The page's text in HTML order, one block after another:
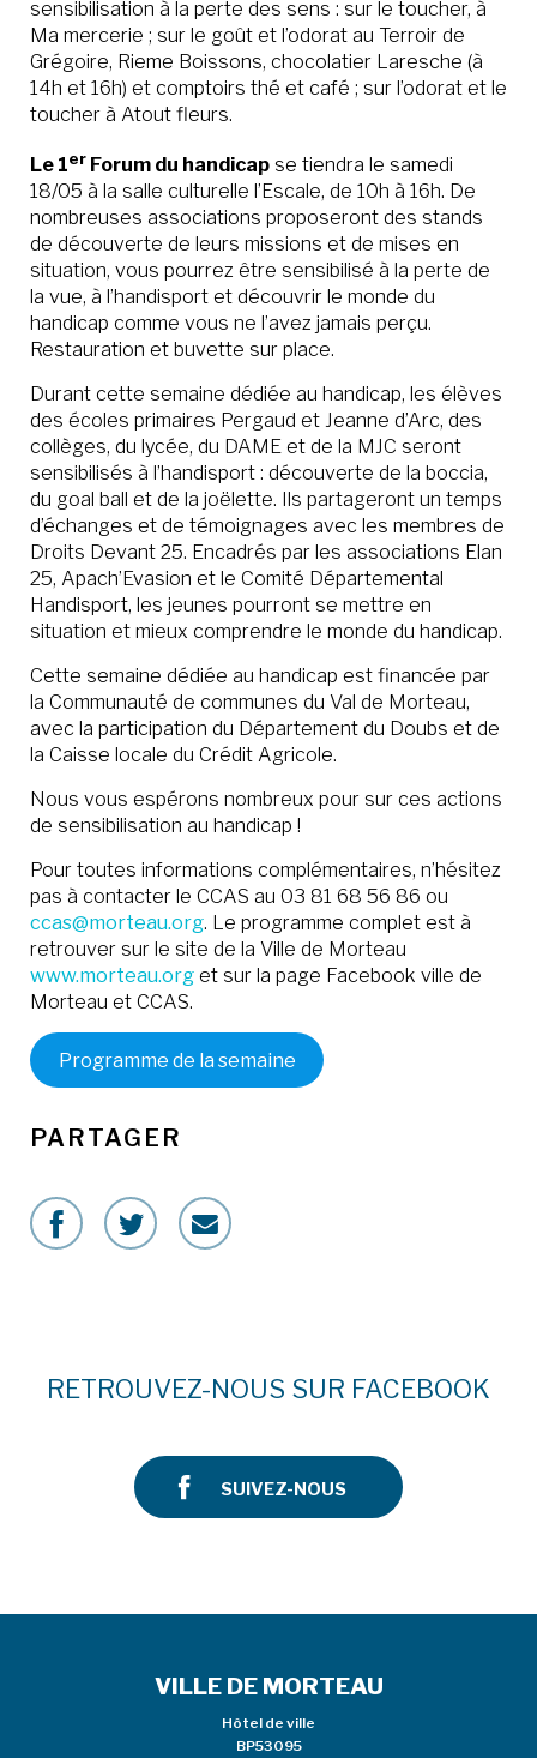
sensibilisation à la perte des sens : sur le toucher, à
Ma mercerie ; sur le goût et l’odorat au Terroir de
Grégoire, Rieme Boissons, chocolatier Laresche (à
14h et 16h) et comptoirs thé et café ; sur l’odorat et le
toucher à Atout fleurs.
Le 1er Forum du handicap se tiendra le samedi
18/05 à la salle culturelle l’Escale, de 10h à 16h. De
nombreuses associations proposeront des stands
de découverte de leurs missions et de mises en
situation, vous pourrez être sensibilisé à la perte de
la vue, à l’handisport et découvrir le monde du
handicap comme vous ne l’avez jamais perçu.
Restauration et buvette sur place.
Durant cette semaine dédiée au handicap, les élèves
des écoles primaires Pergaud et Jeanne d’Arc, des
collèges, du lycée, du DAME et de la MJC seront
sensibilisés à l’handisport : découverte de la boccia,
du goal ball et de la joëlette. Ils partageront un temps
d’échanges et de témoignages avec les membres de
Droits Devant 25. Encadrés par les associations Elan
25, Apach’Evasion et le Comité Départemental
Handisport, les jeunes pourront se mettre en
situation et mieux comprendre le monde du handicap.
Cette semaine dédiée au handicap est financée par
la Communauté de communes du Val de Morteau,
avec la participation du Département du Doubs et de
la Caisse locale du Crédit Agricole.
Nous vous espérons nombreux pour sur ces actions
de sensibilisation au handicap !
Pour toutes informations complémentaires, n’hésitez
pas à contacter le CCAS au 03 81 68 56 86 ou
ccas@morteau.org. Le programme complet est à
retrouver sur le site de la Ville de Morteau
www.morteau.org et sur la page Facebook ville de
Morteau et CCAS.
Programme de la semaine
PARTAGER
RETROUVEZ-NOUS SUR FACEBOOK
SUIVEZ-NOUS
VILLE DE MORTEAU
Hôtel de ville
BP53095